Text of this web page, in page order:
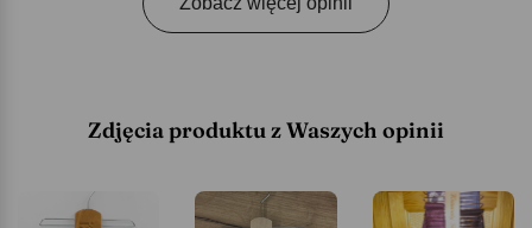
Zdjęcia produktu z Waszych opinii